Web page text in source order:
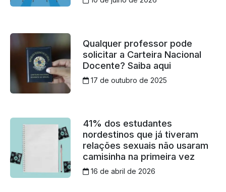
Qualquer professor pode
solicitar a Carteira Nacional
Docente? Saiba aqui
17 de outubro de 2025
41% dos estudantes
nordestinos que já tiveram
relações sexuais não usaram
camisinha na primeira vez
16 de abril de 2026